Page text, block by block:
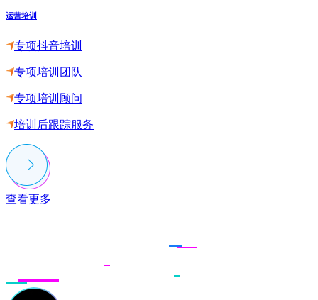
运营培训
专项抖音培训
专项培训团队
专项培训顾问
培训后跟踪服务
查看更多